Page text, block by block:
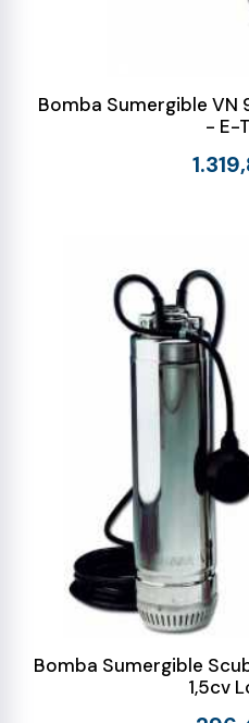
Bomba Sumergible
- E-
Bomba Sumergible
1,5cv